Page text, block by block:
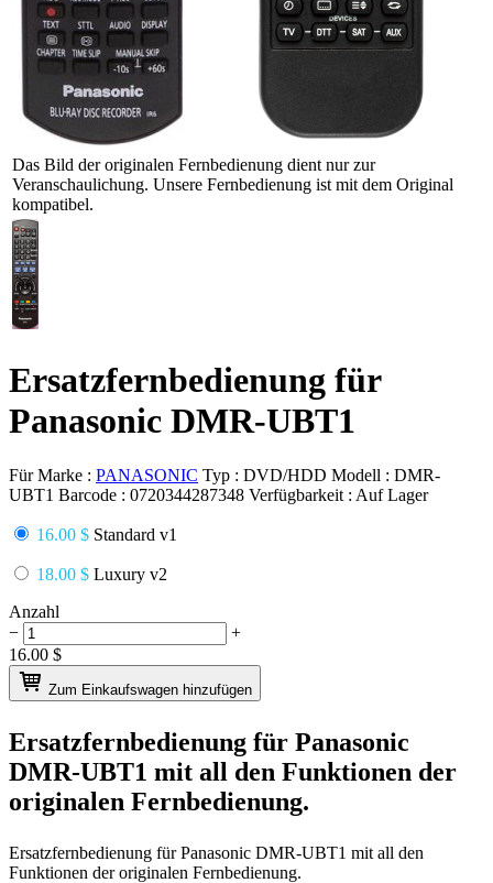
Das Bild der originalen Fernbedienung dient nur zur
Veranschaulichung. Unsere Fernbedienung ist mit dem Original
kompatibel.
Ersatzfernbedienung für
Panasonic DMR-UBT1
Für Marke : PANASONIC Typ : DVD/HDD Modell : DMR-
UBT1 Barcode : 0720344287348 Verfügbarkeit : Auf Lager
16.00 $ Standard v1
18.00 $ Luxury v2
Anzahl
−
+
16.00 $
Zum Einkaufswagen hinzufügen
Ersatzfernbedienung für Panasonic
DMR-UBT1 mit all den Funktionen der
originalen Fernbedienung.
Ersatzfernbedienung fürPanasonic DMR-UBT1 mit all den
Funktionen der originalen Fernbedienung.